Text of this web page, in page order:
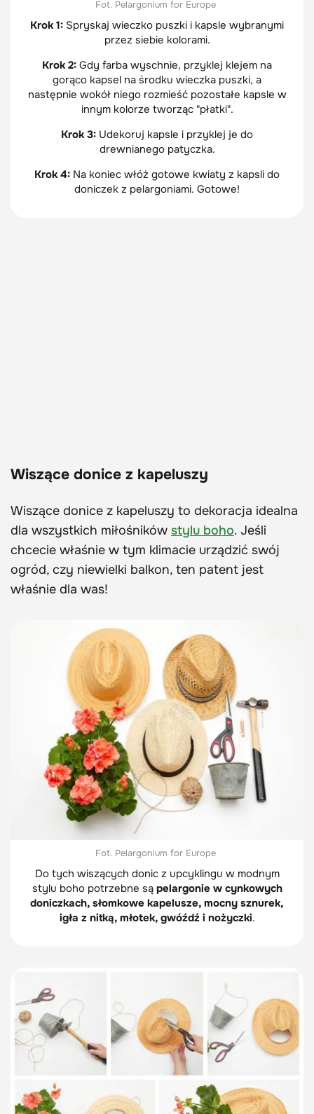
Fot. Pelargonium for Europe
Krok 1: Spryskaj wieczko puszki i kapsle wybranymi
przez siebie kolorami.
Krok 2: Gdy farba wyschnie, przyklej klejem na
gorąco kapsel na środku wieczka puszki, a
następnie wokół niego rozmieść pozostałe kapsle w
innym kolorze tworząc "płatki".
Krok 3: Udekoruj kapsle i przyklej je do
drewnianego patyczka.
Krok 4: Na koniec włóż gotowe kwiaty z kapsli do
doniczek z pelargoniami. Gotowe!
Wiszące donice z kapeluszy
Wiszące donice z kapeluszy to dekoracja idealna
dla wszystkich miłośników stylu boho. Jeśli
chcecie właśnie w tym klimacie urządzić swój
ogród, czy niewielki balkon, ten patent jest
właśnie dla was!
Fot. Pelargonium for Europe
Do tych wiszących donic z upcyklingu w modnym
stylu boho potrzebne są pelargonie w cynkowych
doniczkach, słomkowe kapelusze, mocny sznurek,
igła z nitką, młotek, gwóźdź i nożyczki.